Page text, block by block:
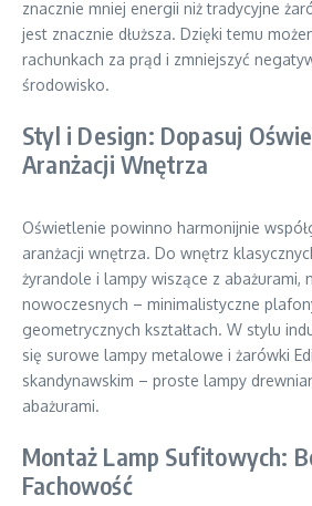
znacznie mniej energii niż tradycyjne
jest znacznie dłuższa. Dzięki temu
rachunkach za prąd i zmniejszyć
środowisko.
Styl i Design: Dopasuj
Aranżacji Wnętrza
Oświetlenie powinno harmonijnie
aranżacji wnętrza. Do wnętrz
żyrandole i lampy wiszące z abażurami,
nowoczesnych – minimalistyczne
geometrycznych kształtach. W stylu
się surowe lampy metalowe i żarówki
skandynawskim – proste lampy
abażurami.
Montaż Lamp Sufitowych:
Fachowość